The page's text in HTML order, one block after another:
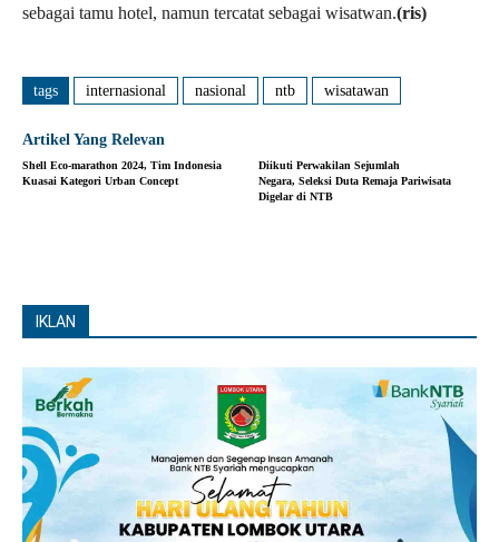
sebagai tamu hotel, namun tercatat sebagai wisatwan.(ris)
tags internasional nasional ntb wisatawan
Artikel Yang Relevan
Shell Eco-marathon 2024, Tim Indonesia
Kuasai Kategori Urban Concept
Diikuti Perwakilan Sejumlah
Negara, Seleksi Duta Remaja Pariwisata
Digelar di NTB
IKLAN